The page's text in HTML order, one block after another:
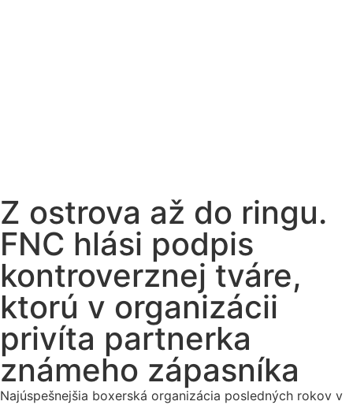
Z ostrova až do ringu.
FNC hlási podpis
kontroverznej tváre,
ktorú v organizácii
privíta partnerka
známeho zápasníka
Najúspešnejšia boxerská organizácia posledných rokov v